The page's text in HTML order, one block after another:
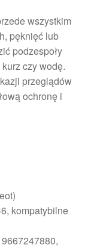
wszystkim
pęknięć lub
podzespoły
czy wodę.
przeglądów
ochronę i
kompatybilne